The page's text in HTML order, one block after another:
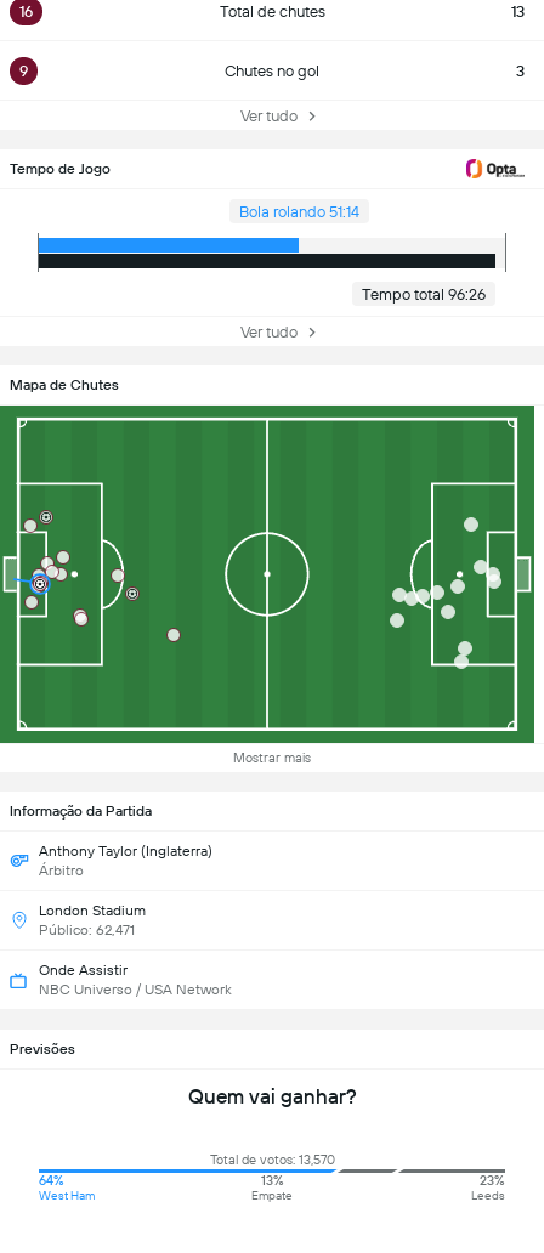
16 Total de chutes 13
9 Chutes no gol 3
Ver tudo
Tempo de Jogo
Bola rolando 51:14
Tempo total 96:26
Ver tudo
Mapa de Chutes
Mostrar mais
Informação da Partida
Anthony Taylor (Inglaterra)
Árbitro
London Stadium
Público: 62,471
Onde Assistir
NBC Universo / USA Network
Previsões
Quem vai ganhar?
Total de votos: 13,570
64%
West Ham
13%
Empate
23%
Leeds